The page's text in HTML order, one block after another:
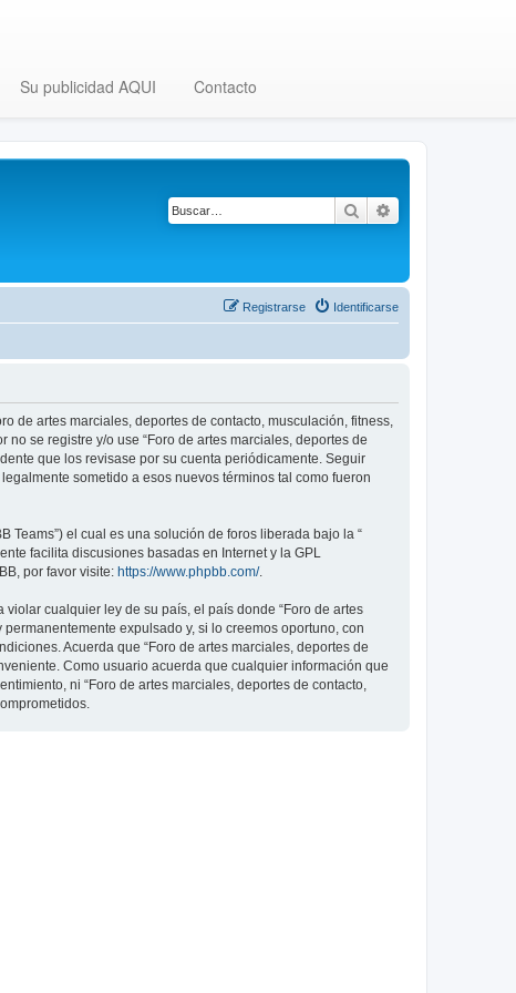
Su publicidad AQUI Contacto
Buscar
Identificarse
Registrarse
de artes marciales, deportes de contacto, musculación, fitness,
se registre y/o use “Foro de artes marciales, deportes de
que los revisase por su cuenta periódicamente. Seguir
sometido a esos nuevos términos tal como fueron
Teams”) el cual es una solución de foros liberada bajo la “
facilita discusiones basadas en Internet y la GPL
por favor visite: https://www.phpbb.com/.
cualquier ley de su país, el país donde “Foro de artes
expulsado y, si lo creemos oportuno, con
Acuerda que “Foro de artes marciales, deportes de
Como usuario acuerda que cualquier información que
ni “Foro de artes marciales, deportes de contacto,